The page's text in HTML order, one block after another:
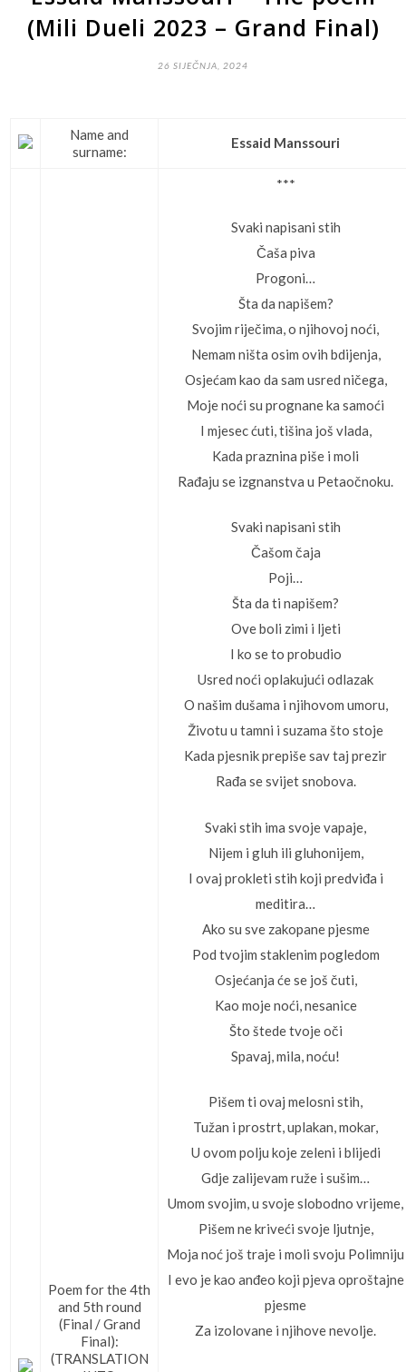
(Mili Dueli 2023 – Grand Final)
26 SIJEČNJA, 2024
Name and
surname:
Essaid Manssouri
Poem for the 4th
and 5th round
(Final / Grand
Final):
(TRANSLATION
***
Svaki napisani stih
Čaša piva
Progoni…
Šta da napišem?
Svojim riječima, o njihovoj noći,
Nemam ništa osim ovih bdijenja,
Osjećam kao da sam usred ničega,
Moje noći su prognane ka samoći
I mjesec ćuti, tišina još vlada,
Kada praznina piše i moli
Rađaju se izgnanstva u Petaočnoku.
Svaki napisani stih
Čašom čaja
Poji…
Šta da ti napišem?
Ove boli zimi i ljeti
I ko se to probudio
Usred noći oplakujući odlazak
O našim dušama i njihovom umoru,
Životu u tamni i suzama što stoje
Kada pjesnik prepiše sav taj prezir
Rađa se svijet snobova.
Svaki stih ima svoje vapaje,
Nijem i gluh ili gluhonijem,
I ovaj prokleti stih koji predviđa i
meditira…
Ako su sve zakopane pjesme
Pod tvojim staklenim pogledom
Osjećanja će se još čuti,
Kao moje noći, nesanice
Što štede tvoje oči
Spavaj, mila, noću!
Pišem ti ovaj melosni stih,
Tužan i prostrt, uplakan, mokar,
U ovom polju koje zeleni i blijedi
Gdje zalijevam ruže i sušim…
Umom svojim, u svoje slobodno vrijeme,
Pišem ne kriveći svoje ljutnje,
Moja noć još traje i moli svoju Polimniju
I evo je kao anđeo koji pjeva oproštajne
pjesme
Za izolovane i njihove nevolje.